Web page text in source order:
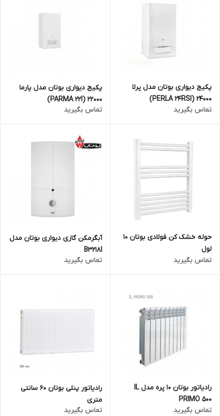
پکیج دیواری بوتان مدل پرلا
24000 (PERLA 24RSI)
تماس بگیرید
پکیج دیواری بوتان مدل پارما
22000 (PARMA 22I)
تماس بگیرید
حوله خشک کن فولادی بوتان 10
لول
تماس بگیرید
آبگرمکن گازی دیواری بوتان مدل
B3218I
تماس بگیرید
رادیاتور بوتان 10 پره مدل IL
PRIMO 500
تماس بگیرید
رادیاتور پنلی بوتان 60 سانتی
متری
تماس بگیرید